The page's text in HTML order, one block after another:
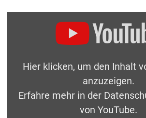
Hier klicken, um den Inhalt
anzuzeigen.
Erfahre mehr in der
von YouTube.